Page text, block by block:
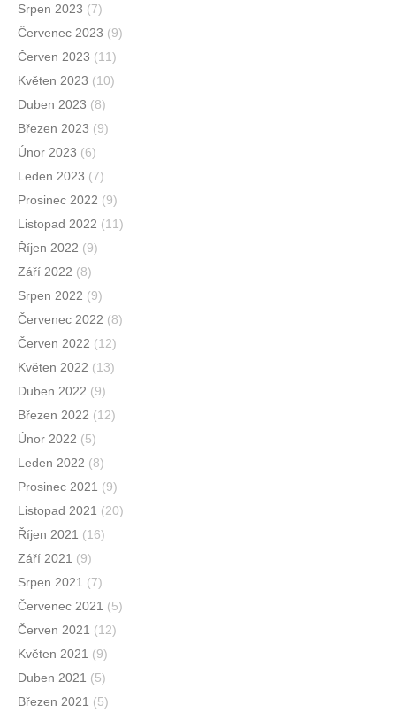
Srpen 2023 (7)
Červenec 2023 (9)
Červen 2023 (11)
Květen 2023 (10)
Duben 2023 (8)
Březen 2023 (9)
Únor 2023 (6)
Leden 2023 (7)
Prosinec 2022 (9)
Listopad 2022 (11)
Říjen 2022 (9)
Září 2022 (8)
Srpen 2022 (9)
Červenec 2022 (8)
Červen 2022 (12)
Květen 2022 (13)
Duben 2022 (9)
Březen 2022 (12)
Únor 2022 (5)
Leden 2022 (8)
Prosinec 2021 (9)
Listopad 2021 (20)
Říjen 2021 (16)
Září 2021 (9)
Srpen 2021 (7)
Červenec 2021 (5)
Červen 2021 (12)
Květen 2021 (9)
Duben 2021 (5)
Březen 2021 (5)